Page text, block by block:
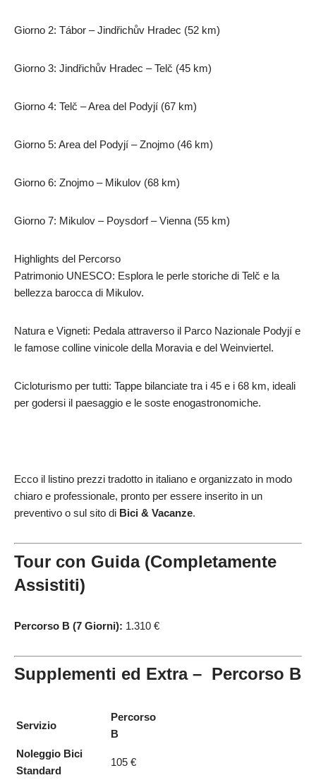
Giorno 2: Tábor – Jindřichův Hradec (52 km)
Giorno 3: Jindřichův Hradec – Telč (45 km)
Giorno 4: Telč – Area del Podyjí (67 km)
Giorno 5: Area del Podyjí – Znojmo (46 km)
Giorno 6: Znojmo – Mikulov (68 km)
Giorno 7: Mikulov – Poysdorf – Vienna (55 km)
Highlights del Percorso
Patrimonio UNESCO: Esplora le perle storiche di Telč e la
bellezza barocca di Mikulov.
Natura e Vigneti: Pedala attraverso il Parco Nazionale Podyjí e
le famose colline vinicole della Moravia e del Weinviertel.
Cicloturismo per tutti: Tappe bilanciate tra i 45 e i 68 km, ideali
per godersi il paesaggio e le soste enogastronomiche.
Ecco il listino prezzi tradotto in italiano e organizzato in modo
chiaro e professionale, pronto per essere inserito in un
preventivo o sul sito di Bici & Vacanze.
Tour con Guida (Completamente
Assistiti)
Percorso B (7 Giorni): 1.310 €
Supplementi ed Extra – Percorso B
Servizio
Percorso
B
Noleggio Bici
Standard
105 €